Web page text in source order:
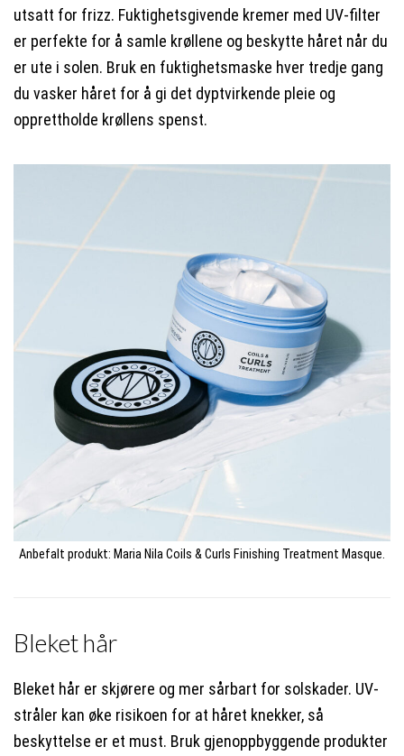
utsatt for frizz. Fuktighetsgivende kremer med UV-filter
er perfekte for å samle krøllene og beskytte håret når du
er ute i solen. Bruk en fuktighetsmaske hver tredje gang
du vasker håret for å gi det dyptvirkende pleie og
opprettholde krøllens spenst.
Anbefalt produkt: Maria Nila Coils & Curls Finishing Treatment Masque.
Bleket hår
Bleket hår er skjørere og mer sårbart for solskader. UV-
stråler kan øke risikoen for at håret knekker, så
beskyttelse er et must. Bruk gjenoppbyggende produkter